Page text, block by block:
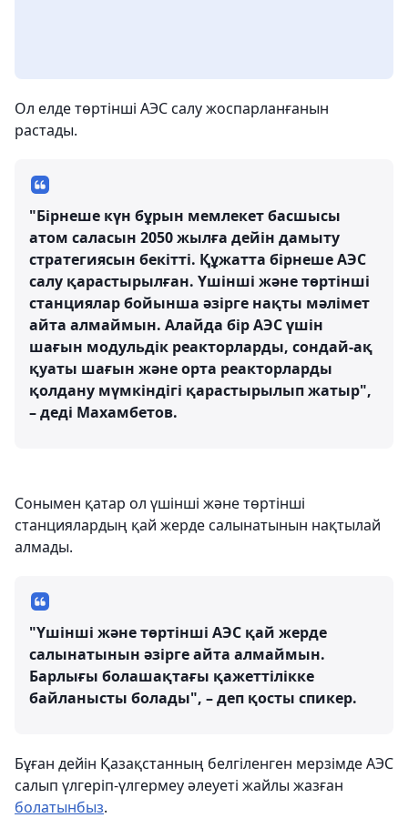
Ол елде төртінші АЭС салу жоспарланғанын
растады.
"Бірнеше күн бұрын мемлекет басшысы
атом саласын 2050 жылға дейін дамыту
стратегиясын бекітті. Құжатта бірнеше АЭС
салу қарастырылған. Үшінші және төртінші
станциялар бойынша әзірге нақты мәлімет
айта алмаймын. Алайда бір АЭС үшін
шағын модульдік реакторларды, сондай-ақ
қуаты шағын және орта реакторларды
қолдану мүмкіндігі қарастырылып жатыр",
– деді Махамбетов.
Сонымен қатар ол үшінші және төртінші
станциялардың қай жерде салынатынын нақтылай
алмады.
"Үшінші және төртінші АЭС қай жерде
салынатынын әзірге айта алмаймын.
Барлығы болашақтағы қажеттілікке
байланысты болады", – деп қосты спикер.
Бұған дейін Қазақстанның белгіленген мерзімде АЭС
салып үлгеріп-үлгермеу әлеуеті жайлы жазған
болатынбыз.